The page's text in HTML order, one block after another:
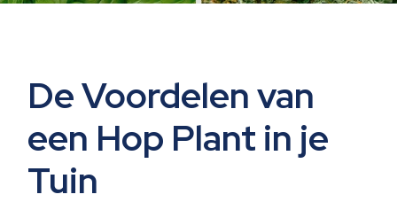
De Voordelen van
een Hop Plant in je
Tuin